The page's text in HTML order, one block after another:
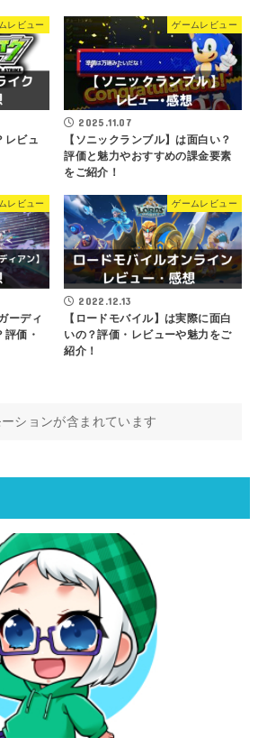
レビュー
レビュ
ゲームレビュー
2025.11.07
【ソニックランブル】は面白い？
評価と魅力やおすすめの課金要素
をご紹介！
レビュー
ーディ
評価・
ゲームレビュー
2022.12.13
【ロードモバイル】は実際に面白
いの？評価・レビューや魅力をご
紹介！
ションが含まれています